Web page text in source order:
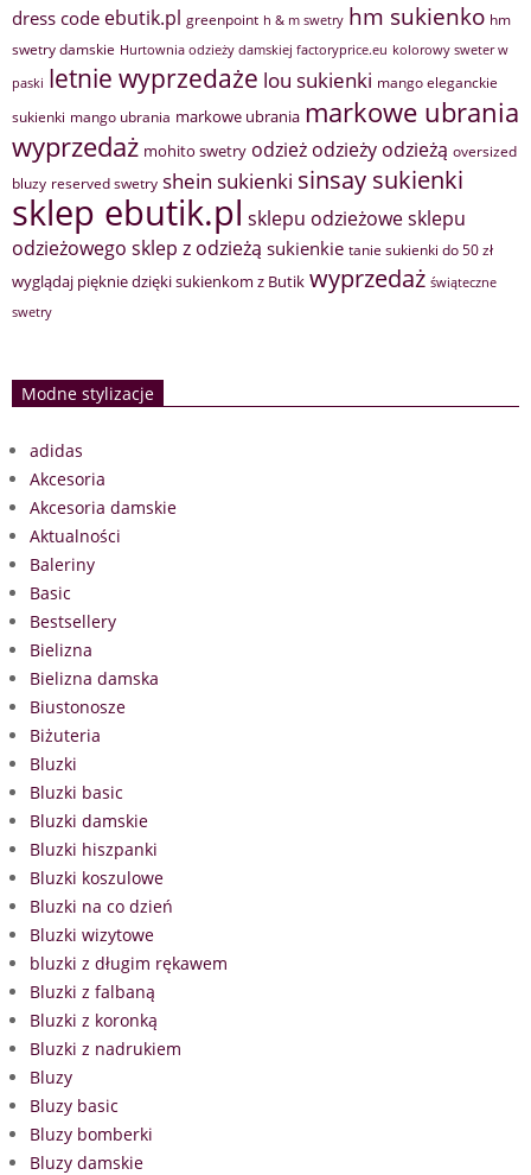
dress code ebutik.pl greenpoint h & m swetry hm sukienko hm
swetry damskie Hurtownia odzieży damskiej factoryprice.eu kolorowy sweter w
paski letnie wyprzedaże lou sukienki mango eleganckie
sukienki mango ubrania markowe ubrania markowe ubrania
wyprzedaż mohito swetry odzież odzieży odzieżą oversized
bluzy reserved swetry shein sukienki sinsay sukienki
sklep ebutik.pl sklepu odzieżowesklepu
odzieżowego sklep z odzieżą sukienkie tanie sukienki do 50 zł
wyglądaj pięknie dzięki sukienkom z Butik wyprzedaż świąteczne
swetry
Modne stylizacje
adidas
Akcesoria
Akcesoria damskie
Aktualności
Baleriny
Basic
Bestsellery
Bielizna
Bielizna damska
Biustonosze
Biżuteria
Bluzki
Bluzki basic
Bluzki damskie
Bluzki hiszpanki
Bluzki koszulowe
Bluzki na co dzień
Bluzki wizytowe
bluzki z długim rękawem
Bluzki z falbaną
Bluzki z koronką
Bluzki z nadrukiem
Bluzy
Bluzy basic
Bluzy bomberki
Bluzy damskie